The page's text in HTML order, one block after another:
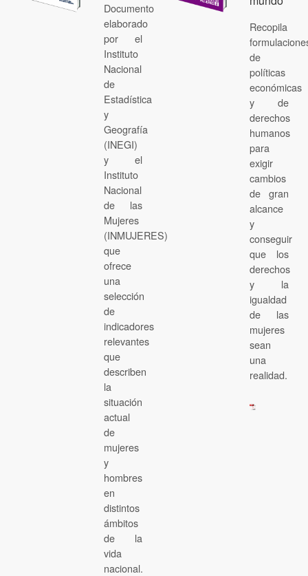
Documento
elaborado
por el
Instituto
Nacional
de
Estadística
y
Geografía
(INEGI)
y el
Instituto
Nacional
de las
Mujeres
(INMUJERES)
que
ofrece
una
selección
de
indicadores
relevantes
que
describen
la
situación
actual
de
mujeres
y
hombres
en
distintos
ámbitos
de la
vida
nacional.
Recopila
de
políticas
económicas
y de
derechos
humanos
para
exigir
cambios
de gran
alcance
y
conseguir
que los
derechos
y la
igualdad
de las
mujeres
sean
una
realidad.